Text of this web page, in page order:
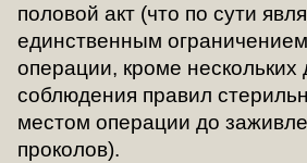
половой акт (что по сути
единственным
операции, кроме нескольких
соблюдения правил
местом операции до
проколов).